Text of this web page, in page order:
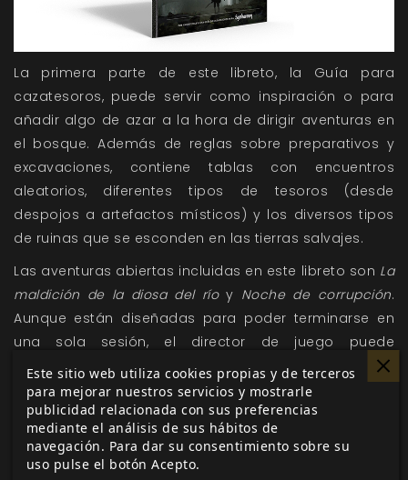
La primera parte de este libreto, la Guía para
cazatesoros, puede servir como inspiración o para
añadir algo de azar a la hora de dirigir aventuras en
el bosque. Además de reglas sobre preparativos y
excavaciones, contiene tablas con encuentros
aleatorios, diferentes tipos de tesoros (desde
despojos a artefactos místicos) y los diversos tipos
de ruinas que se esconden en las tierras salvajes.
Las aventuras abiertas incluidas en este libreto son La
maldición de la diosa del ríoy Noche de corrupción.
Aunque están diseñadas para poder terminarse en
una sola sesión, el director de juego puede
desarrollarlas y aumentar su duración fácilmente. En
cualquier caso, deberían proporcionar material para
muchas horas de juego emocionantes y divertidas.
Aventuras, volumen Iincluye 8 nuevos artefactos, 12
Este sitio web utiliza cookies propias y de terceros
para mejorar nuestros servicios y mostrarle
publicidad relacionada con sus preferencias
mediante el análisis de sus hábitos de
navegación. Para dar su consentimiento sobre su
uso pulse el botón Acepto.